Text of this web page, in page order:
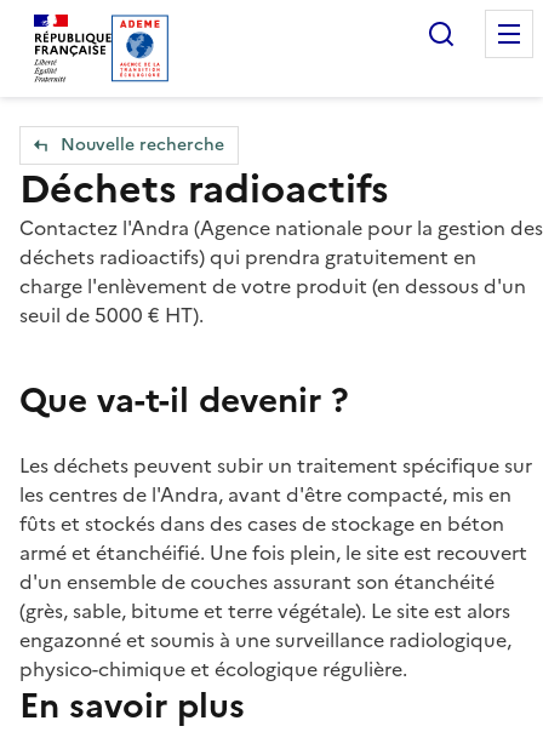
Accueil — Que Faire de mes objets & déchets
Nouvelle recherche
Déchets radioactifs
Contactez l'Andra (Agence nationale pour la gestion des
déchets radioactifs) qui prendra gratuitement en
charge l'enlèvement de votre produit (en dessous d'un
seuil de 5000 € HT).
Que va-t-il devenir ?
Les déchets peuvent subir un traitement spécifique sur
les centres de l'Andra, avant d'être compacté, mis en
fûts et stockés dans des cases de stockage en béton
armé et étanchéifié. Une fois plein, le site est recouvert
d'un ensemble de couches assurant son étanchéité
(grès, sable, bitume et terre végétale). Le site est alors
engazonné et soumis à une surveillance radiologique,
physico-chimique et écologique régulière.
En savoir plus